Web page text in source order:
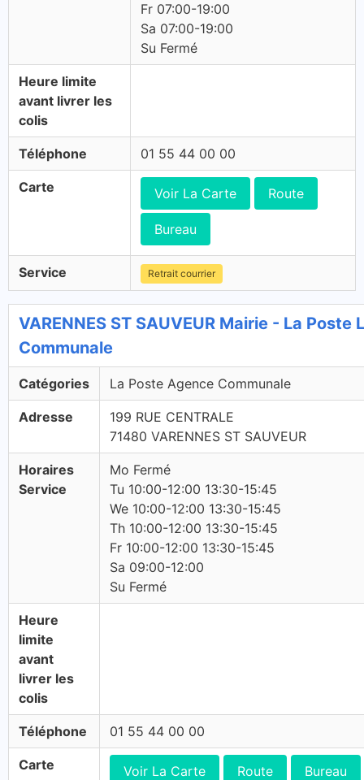
Fr 07:00-19:00
Sa 07:00-19:00
Su Fermé
Heure limite
avant livrer les
colis
Téléphone 01 55 44 00 00
Carte Voir La Carte Route
Bureau
Service Retrait courrier
VARENNES ST SAUVEUR Mairie - La Poste
Communale
Catégories La Poste Agence Communale
Adresse
199 RUE CENTRALE
71480 VARENNES ST SAUVEUR
Horaires
Service
Mo Fermé
Tu 10:00-12:00 13:30-15:45
We 10:00-12:00 13:30-15:45
Th 10:00-12:00 13:30-15:45
Fr 10:00-12:00 13:30-15:45
Sa 09:00-12:00
Su Fermé
Heure
limite
avant
livrer les
colis
Téléphone 01 55 44 00 00
Carte Voir La Carte Route Bureau